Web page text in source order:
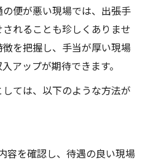
便が悪い現場では、出張手
れることも珍しくありませ
を把握し、手当が厚い現場
アップが期待できます。
ては、以下のような方法が
容を確認し、待遇の良い現場